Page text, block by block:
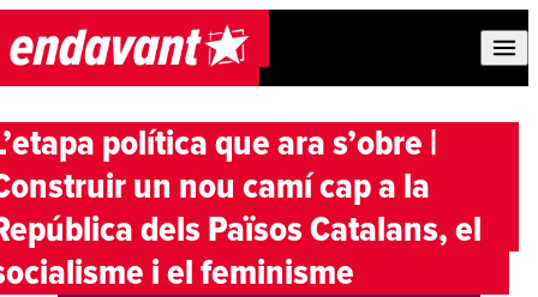
Skip to content
política que ara s’obre |
un nou camí cap a la
dels Països Catalans, el
i el feminisme